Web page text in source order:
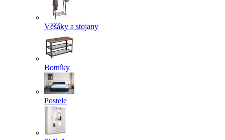
Věšáky a stojany
Botníky
Postele